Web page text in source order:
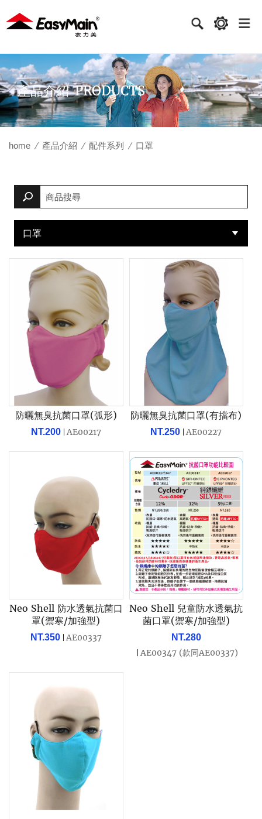
衣
力
美
實
業產品介紹 PRODUCTS
home 產品介紹 配件系列 口罩
口罩
防曬無臭抗菌口罩(弧形)
NT.200 AE00217
防曬無臭抗菌口罩(有擋布)
NT.250 AE00227
Neo Shell 防水透氣抗菌口
罩(禦寒/加強型)
NT.350 AE00337
Neo Shell 兒童防水透氣抗
菌口罩(禦寒/加強型)
NT.280
AE00347 (款同AE00337)